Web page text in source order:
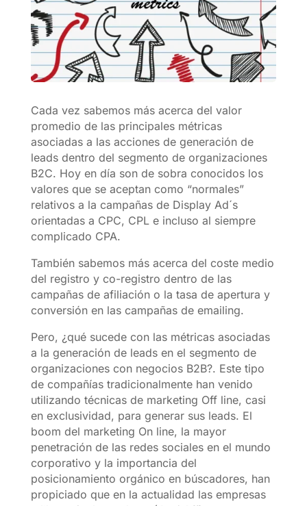
Cada vez sabemos más acerca del valor
promedio de las principales métricas
asociadas a las acciones de generación de
leads dentro del segmento de organizaciones
B2C. Hoy en día son de sobra conocidos los
valores que se aceptan como “normales”
relativos a la campañas de Display Ad´s
orientadas a CPC, CPL e incluso al siempre
complicado CPA.
También sabemos más acerca del coste medio
del registro y co-registro dentro de las
campañas de afiliación o la tasa de apertura y
conversión en las campañas de emailing.
Pero, ¿qué sucede con las métricas asociadas
a la generación de leads en el segmento de
organizaciones con negocios B2B?. Este tipo
de compañías tradicionalmente han venido
utilizando técnicas de marketing Off line, casi
en exclusividad, para generar sus leads. El
boom del marketing On line, la mayor
penetración de las redes sociales en el mundo
corporativo y la importancia del
posicionamiento orgánico en búscadores, han
propiciado que en la actualidad las empresas